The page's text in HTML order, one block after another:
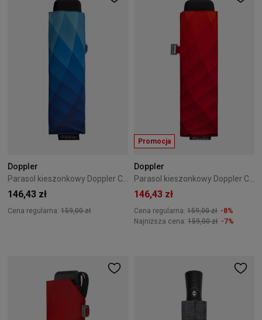
Doppler
146,43 zł
Cena regularna: 159,00 zł
Promocja
Doppler
146,43 zł
Cena regularna: 159,00 zł -8%
Najniższa cena: 159,00 zł -7%